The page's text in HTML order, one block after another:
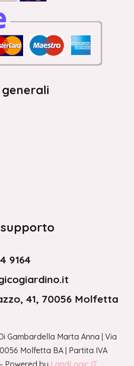
9164
41, 70056 Molfetta
Gambardella Marta Anna | Via
Molfetta BA | Partita IVA
Powered by LandLogic IT